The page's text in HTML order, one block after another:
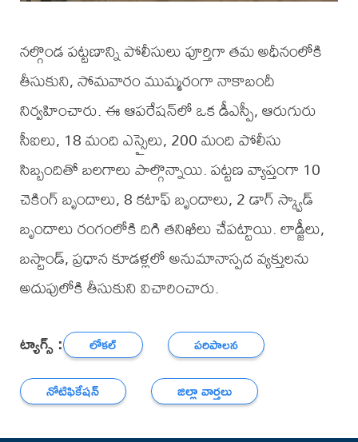
నల్గొండ పట్టణాన్ని పోలీసులు పూర్తిగా తమ అధీనంలోకి
తీసుకుని, సోమవారం ముమ్మరంగా నాకాబందీ
నిర్వహించారు. ఈ ఆపరేషన్‌లో ఒక డీఎస్పీ, ఆరుగురు
సీఐలు, 18 మంది ఎస్సైలు, 200 మంది పోలీసు
సిబ్బందితో బలగాలు పాల్గొన్నాయి. పట్టణ వ్యాప్తంగా 10
చెకింగ్ బృందాలు, 8 కటాఫ్ బృందాలు, 2 డాగ్ స్క్వాడ్
బృందాలు రంగంలోకి దిగి తనిఖీలు చేపట్టాయి. లాడ్జీలు,
బస్టాండ్, ప్రధాన కూడళ్లలో అనుమానాస్పద వ్యక్తులను
అదుపులోకి తీసుకుని విచారించారు.
ట్యాగ్స్ : లోకల్
పరిపాలన
నోటిఫికేషన్
జిల్లా వార్తలు